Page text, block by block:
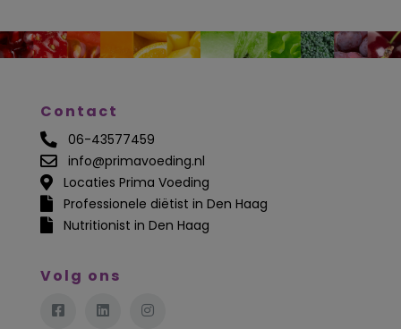
Contact
06-43577459
info@primavoeding.nl
Locaties Prima Voeding
Professionele diëtist in Den Haag
Nutritionist in Den Haag
Volg ons